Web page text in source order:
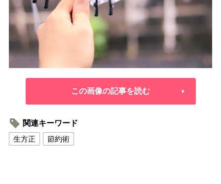
この画像の記事を読む
関連キーワード
生方正
節約術